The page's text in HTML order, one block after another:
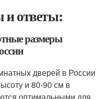
и ответы:
размеры
дверей в России
и 80-90 см в